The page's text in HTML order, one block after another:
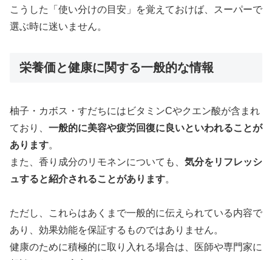
こうした「使い分けの目安」を覚えておけば、スーパーで
選ぶ時に迷いません。
栄養価と健康に関する一般的な情報
柚子・カボス・すだちにはビタミンCやクエン酸が含まれ
ており、 一般的に美容や疲労回復に良いといわれることが
あります。
また、香り成分のリモネンについても、 気分をリフレッシ
ュすると紹介されることがあります。
ただし、これらはあくまで一般的に伝えられている内容で
あり、効果効能を保証するものではありません。
健康のために積極的に取り入れる場合は、医師や専門家に